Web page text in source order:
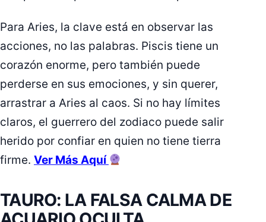
Para Aries, la clave está en observar las
acciones, no las palabras. Piscis tiene un
corazón enorme, pero también puede
perderse en sus emociones, y sin querer,
arrastrar a Aries al caos. Si no hay límites
claros, el guerrero del zodiaco puede salir
herido por confiar en quien no tiene tierra
firme. Ver Más Aquí
TAURO: LA FALSA CALMA DE